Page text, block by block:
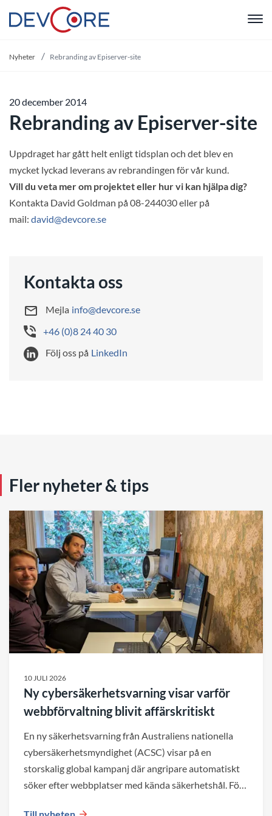
"Nyheter Rebranding av Episerver-site
20 december 2014
Rebranding av Episerver-site
Uppdraget har gått helt enligt tidsplan och det blev en
mycket lyckad leverans av rebrandingen för vår kund.
Vill du veta mer om projektet eller hur vi kan hjälpa dig?
Kontakta David Goldman på 08-244030 eller på
mail: david@devcore.se
Kontakta oss
Mejla info@devcore.se
+46 (0)8 24 40 30
Följ oss på LinkedIn
Fler nyheter & tips
10 JULI 2026
Ny cybersäkerhetsvarning visar varför
webbförvaltning blivit affärskritiskt
En ny säkerhetsvarning från Australiens nationella
cybersäkerhetsmyndighet (ACSC) visar på en
storskalig global kampanj där angripare automatiskt
söker efter webbplatser med kända säkerhetshål. För